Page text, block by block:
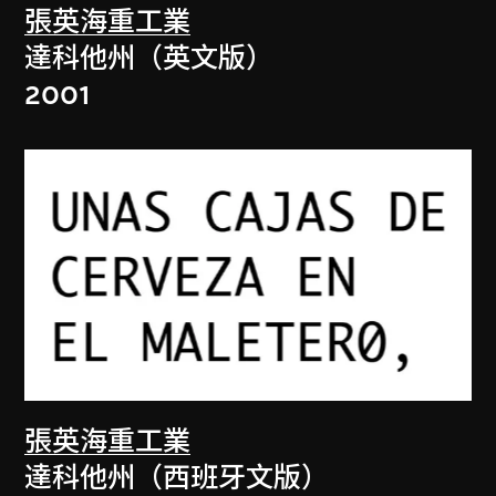
張英海重工業
達科他州（英文版）
2001
張英海重工業
達科他州（西班牙文版）